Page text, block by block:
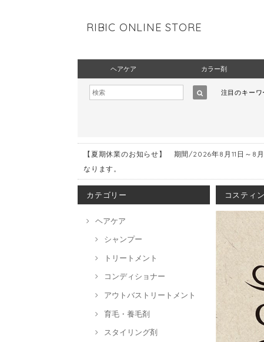
RIBIC ONLINE STORE
ヘアケア カラー剤
注目のキーワ
【夏期休業のお知らせ】 期間/2026年8月11日～8
なります。
カテゴリー
ヘアケア
シャンプー
トリートメント
コンディショナー
アウトバストリートメント
育毛・養毛剤
スタイリング剤
コスティ